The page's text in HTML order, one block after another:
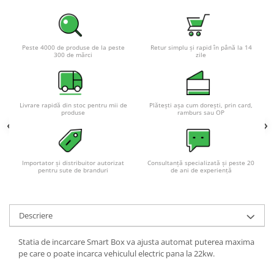
Peste 4000 de produse de la peste
300 de mărci
Retur simplu și rapid în până la 14
zile
Livrare rapidă din stoc pentru mii de
produse
Plătești așa cum dorești, prin card,
ramburs sau OP
Importator și distribuitor autorizat
pentru sute de branduri
Consultanță specializată și peste 20
de ani de experiență
Descriere
Statia de incarcare Smart Box va ajusta automat puterea maxima
pe care o poate incarca vehiculul electric pana la 22kw.